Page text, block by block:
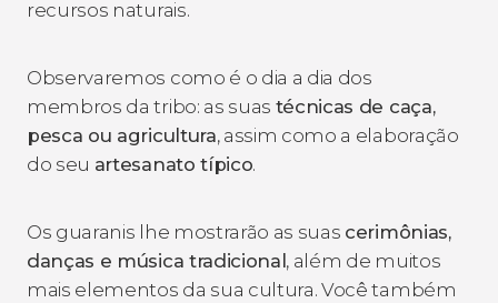
recursos naturais.
Observaremos como é o dia a dia dos
membros da tribo: as suas técnicas de caça,
pesca ou agricultura, assim como a elaboração
do seu artesanato típico.
Os guaranis lhe mostrarão as suas cerimônias,
danças e música tradicional , além de muitos
mais elementos da sua cultura. Você também